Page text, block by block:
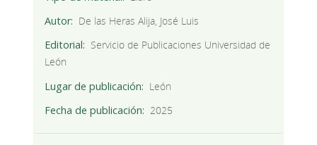
Autor
De las Heras Alija, José Luis
Editorial
Servicio de Publicaciones Universidad de
León
Lugar de publicación
León
Fecha de publicación
2025